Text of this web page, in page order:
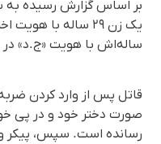
بر اساس گزارش رسیده به
ساله‌اش با هویت «ج.د»
قاتل پس از وارد کردن
صورت دختر خود و در پی
رسانده است. سپس، پیکر وی